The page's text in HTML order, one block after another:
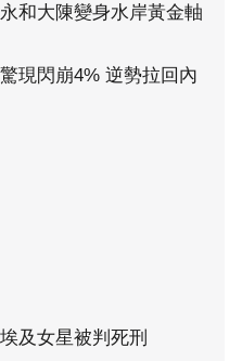
和大陳變身水岸黃金軸
現閃崩4% 逆勢拉回內
及女星被判死刑